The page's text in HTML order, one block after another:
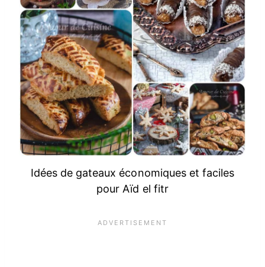
Idées de gateaux économiques et faciles
pour Aïd el fitr